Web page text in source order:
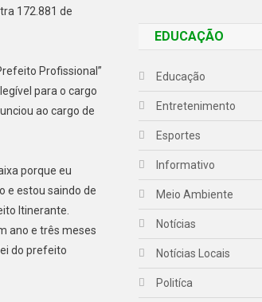
172.881 de
Profissional”
para o cargo
ao cargo de
porque eu
e estou saindo de
Itinerante.
ano e três meses
do prefeito
EDUCAÇÃO
Educação
Entretenimento
Esportes
Informativo
Meio Ambiente
Notícias
Notícias Locais
Politíca